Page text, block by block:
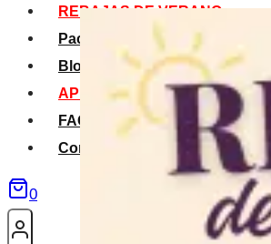
REBAJAS DE VERANO
Packs Verano
Blog
APP La Tribu
FAQS
Contacto
0